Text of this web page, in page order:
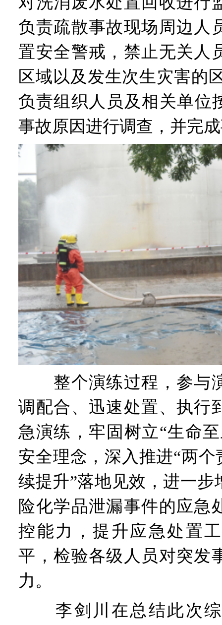
负责疏散事故现场周边人
置安全警戒，禁止无关人
区域以及发生次生灾害的
负责组织人员及相关单位
事故原因进行调查，并完
整个演练过程，参与
调配合、迅速处置、执行
急演练，牢固树立“生命
安全理念，深入推进“两个
续提升”落地见效，进一步
险化学品泄漏事件的应急
控能力，提升应急处置
平，检验各级人员对突发
力。
李剑川在总结此次综